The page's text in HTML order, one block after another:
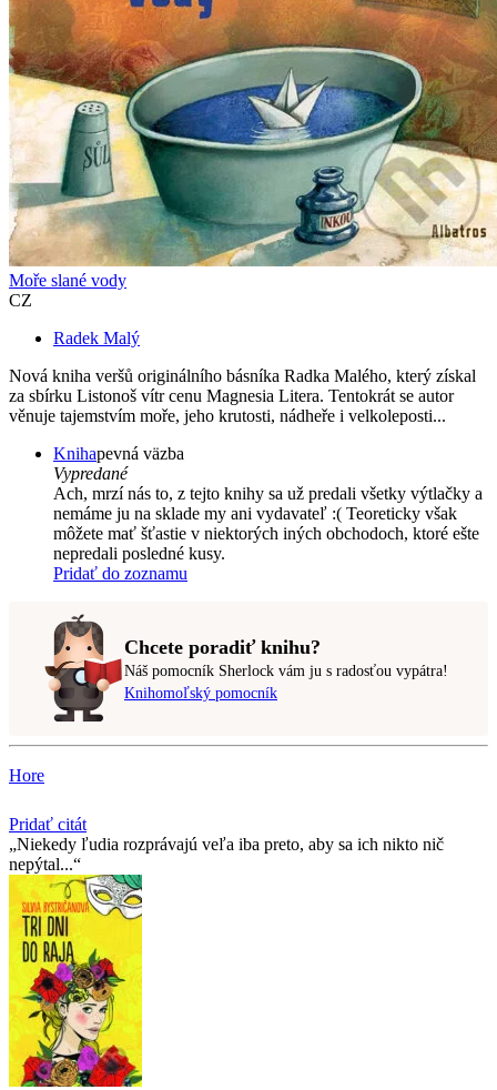
Moře slané vody
CZ
Radek Malý
Nová kniha veršů originálního básníka Radka Malého, který získal
za sbírku Listonoš vítr cenu Magnesia Litera. Tentokrát se autor
věnuje tajemstvím moře, jeho krutosti, nádheře i velkoleposti...
Knihapevná väzba
Vypredané
Ach, mrzí nás to, z tejto knihy sa už predali všetky výtlačky a
nemáme ju na sklade my ani vydavateľ :( Teoreticky však
môžete mať šťastie v niektorých iných obchodoch, ktoré ešte
nepredali posledné kusy.
Pridať do zoznamu
Chcete poradiť knihu?
Náš pomocník Sherlock vám ju s radosťou vypátra!
Knihomoľský pomocník
Hore
Pridať citát
Niekedy ľudia rozprávajú veľa iba preto, aby sa ich nikto nič
nepýtal...